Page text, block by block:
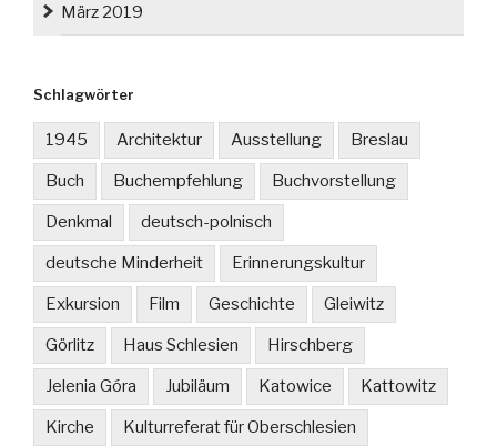
März 2019
Schlagwörter
1945 Architektur Ausstellung Breslau
Buch Buchempfehlung Buchvorstellung
Denkmal deutsch-polnisch
deutsche Minderheit Erinnerungskultur
Exkursion Film Geschichte Gleiwitz
Görlitz Haus Schlesien Hirschberg
Jelenia Góra Jubiläum Katowice Kattowitz
Kirche Kulturreferat für Oberschlesien